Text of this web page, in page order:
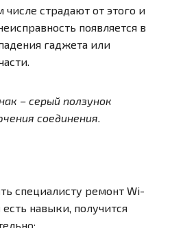
числе страдают от этого и
появляется в
гаджета или
– серый ползунок
соединения.
специалисту ремонт Wi-
навыки, получится